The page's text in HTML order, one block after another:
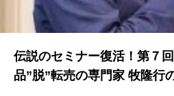
伝説のセミナー復活！第７
品”脱”転売の専門家 牧隆行